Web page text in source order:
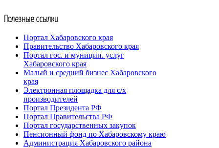
Полезные ссылки
Портал Хабаровского края
Правительство Хабаровского края
Портал гос. и муницип. услуг
Хабаровского края
Малый и средний бизнес Хабаровского
края
Электронная площадка для с/х
производителей
Портал Президента РФ
Портал Правительства РФ
Портал государственных закупок
Пенсионный фонд по Хабаровскому краю
Администрация Хабаровского района